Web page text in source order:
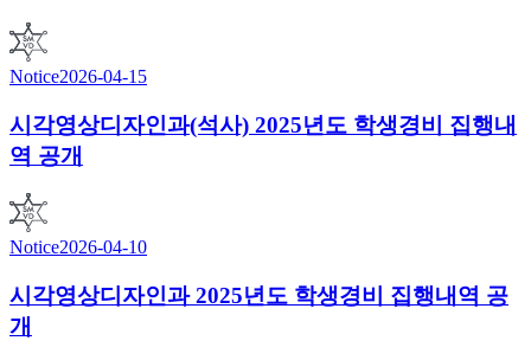
Notice2026-04-15
시각영상디자인과(석사) 2025년도 학생경비 집행내
역 공개
Notice2026-04-10
시각영상디자인과 2025년도 학생경비 집행내역 공
개